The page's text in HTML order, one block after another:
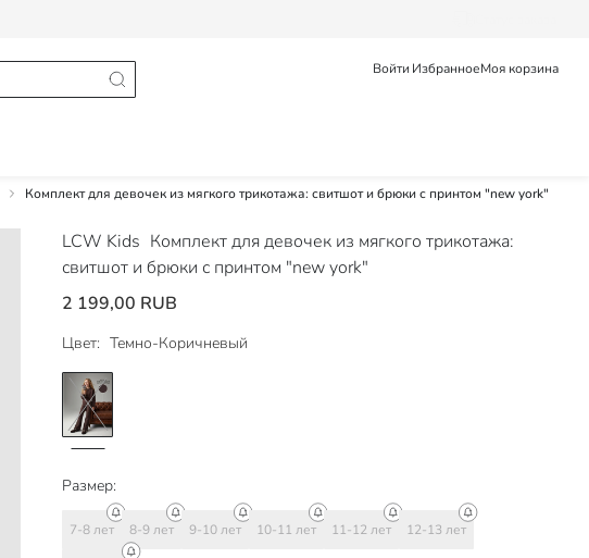
Войти ИзбранноеМоя корзина
Комплект для девочек из мягкого трикотажа: свитшот и брюки с принтом "new york"
LCW Kids Комплект для девочек из мягкого трикотажа:
свитшот и брюки с принтом "new york"
2 199,00 RUB
Цвет: Темно-Коричневый
Размер:
7-8 лет 8-9 лет 9-10 лет 10-11 лет 11-12 лет 12-13 лет